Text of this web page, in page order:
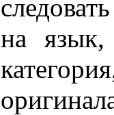
на язык,